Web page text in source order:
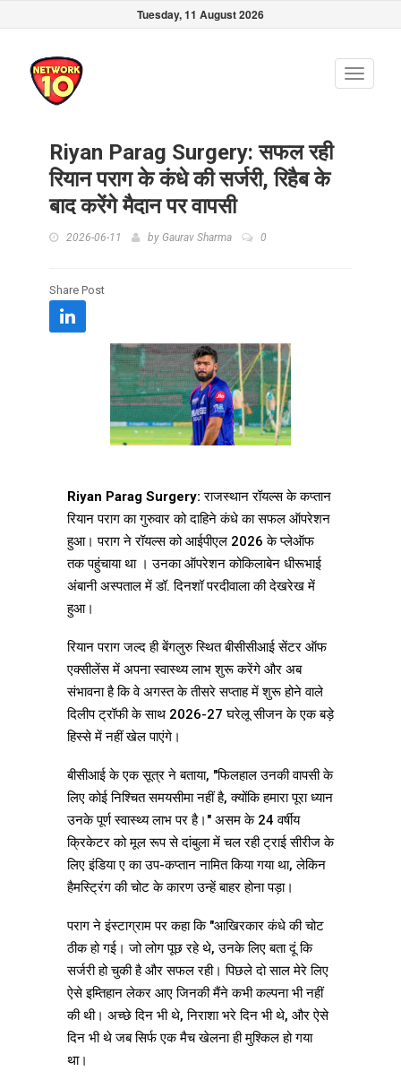
Tuesday, 11 August 2026
Toggle
Riyan Parag Surgery: सफल रही
रियान पराग के कंधे की सर्जरी, रिहैब के
बाद करेंगे मैदान पर वापसी
2026-06-11 by Gaurav Sharma 0
Share Post
Riyan Parag Surgery: राजस्थान रॉयल्स के कप्तान
रियान पराग का गुरुवार को दाहिने कंधे का सफल ऑपरेशन
हुआ। पराग ने रॉयल्स को आईपीएल 2026 के प्लेऑफ
तक पहुंचाया था । उनका ऑपरेशन कोकिलाबेन धीरूभाई
अंबानी अस्पताल में डॉ. दिनशॉ परदीवाला की देखरेख में
हुआ।
रियान पराग जल्द ही बेंगलुरु स्थित बीसीसीआई सेंटर ऑफ
एक्सीलेंस में अपना स्वास्थ्य लाभ शुरू करेंगे और अब
संभावना है कि वे अगस्त के तीसरे सप्ताह में शुरू होने वाले
दिलीप ट्रॉफी के साथ 2026-27 घरेलू सीजन के एक बड़े
हिस्से में नहीं खेल पाएंगे।
बीसीआई के एक सूत्र ने बताया, "फिलहाल उनकी वापसी के
लिए कोई निश्चित समयसीमा नहीं है, क्योंकि हमारा पूरा ध्यान
उनके पूर्ण स्वास्थ्य लाभ पर है।" असम के 24 वर्षीय
क्रिकेटर को मूल रूप से दांबुला में चल रही ट्राई सीरीज के
लिए इंडिया ए का उप-कप्तान नामित किया गया था, लेकिन
हैमस्ट्रिंग की चोट के कारण उन्हें बाहर होना पड़ा।
पराग ने इंस्टाग्राम पर कहा कि "आखिरकार कंधे की चोट
ठीक हो गई। जो लोग पूछ रहे थे, उनके लिए बता दूं कि
सर्जरी हो चुकी है और सफल रही। पिछले दो साल मेरे लिए
ऐसे इम्तिहान लेकर आए जिनकी मैंने कभी कल्पना भी नहीं
की थी। अच्छे दिन भी थे, निराशा भरे दिन भी थे, और ऐसे
दिन भी थे जब सिर्फ एक मैच खेलना ही मुश्किल हो गया
था।